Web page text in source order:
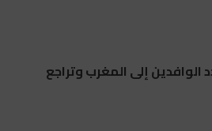
عدد الوافدين إلى المغرب وتراجع